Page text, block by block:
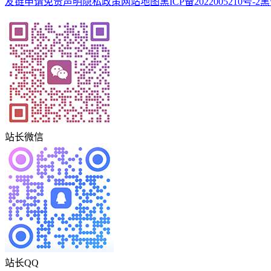
站长微信
站长QQ